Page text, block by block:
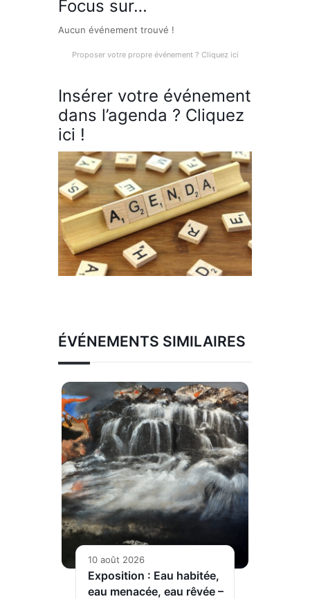
Focus sur…
Aucun événement trouvé !
Proposer votre propre événement ? Cliquez ici
Insérer votre événement
dans l’agenda ? Cliquez
ici !
ÉVÉNEMENTS SIMILAIRES
10 août 2026
Exposition : Eau habitée,
eau menacée, eau rêvée –